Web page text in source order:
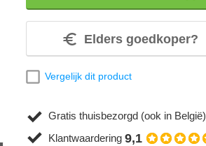
Elders goedkoper?
Vergelijk dit product
Gratis thuisbezorgd (ook in België)
Klantwaardering 9,1